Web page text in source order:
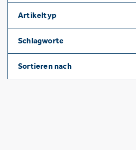
Artikeltyp
Schlagworte
Sortieren nach